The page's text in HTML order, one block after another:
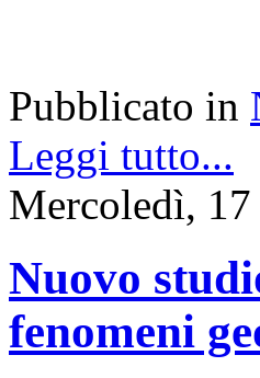
Pubblicato in
Leggi tutto...
Mercoledì,
Nuovo
fenomeni